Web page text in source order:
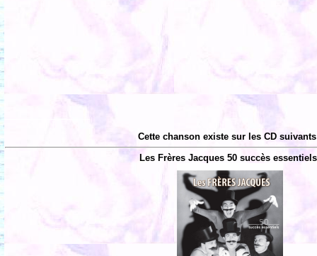
Cette chanson existe sur les CD
Les Frères Jacques 50 succès